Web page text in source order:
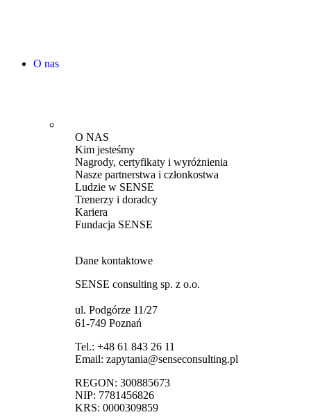
O nas
O NAS
Kim jesteśmy
Nagrody, certyfikaty i wyróżnienia
Nasze partnerstwa i członkostwa
Ludzie w SENSE
Trenerzy i doradcy
Kariera
Fundacja SENSE
Dane kontaktowe
SENSE consulting sp. z o.o.
ul. Podgórze 11/27
61-749 Poznań
Tel.: +48 61 843 26 11
Email: zapytania@senseconsulting.pl
REGON: 300885673
NIP: 7781456826
KRS: 0000309859